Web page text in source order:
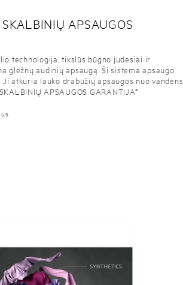
SKALBINIŲ APSAUGOS
technologija, tikslūs būgno judesiai ir
gležnų audinių apsaugą. Ši sistema apsaugo
atkuria lauko drabužių apsaugos nuo vandens
APSAUGOS GARANTIJA*